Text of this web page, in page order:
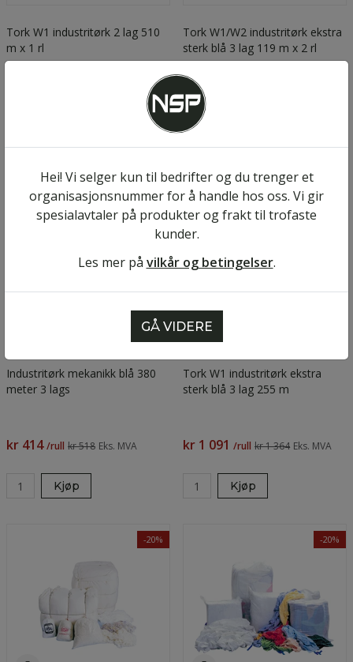
Tork W1 industritørk 2 lag 510
m x 1 rl
Eks. MVA
Kjøp
Tork W1/W2 industritørk ekstra
sterk blå 3 lag 119 m x 2 rl
kr 845
Kjøp
-20%
Industritørk mekanikk blå 380
meter 3 lags
kr 414 /rull kr 518 Eks. MVA
Kjøp
-20%
Tork W1 industritørk ekstra
sterk blå 3 lag 255 m
kr 1 091 /rull kr 1 364 Eks. MVA
Kjøp
-20% -20%
Hei! Vi selger kun til bedrifter og du trenger et
organisasjonsnummer for å handle hos oss. Vi gir
spesialavtaler på produkter og frakt til trofaste
kunder.
Les mer på vilkår og betingelser.
GÅ VIDERE